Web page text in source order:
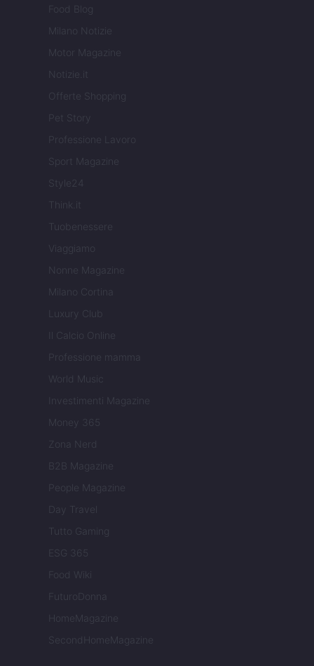
Food Blog
Milano Notizie
Motor Magazine
Notizie.it
Offerte Shopping
Pet Story
Professione Lavoro
Sport Magazine
Style24
Think.it
Tuobenessere
Viaggiamo
Nonne Magazine
Milano Cortina
Luxury Club
Il Calcio Online
Professione mamma
World Music
Investimenti Magazine
Money 365
Zona Nerd
B2B Magazine
People Magazine
Day Travel
Tutto Gaming
ESG 365
Food Wiki
FuturoDonna
HomeMagazine
SecondHomeMagazine